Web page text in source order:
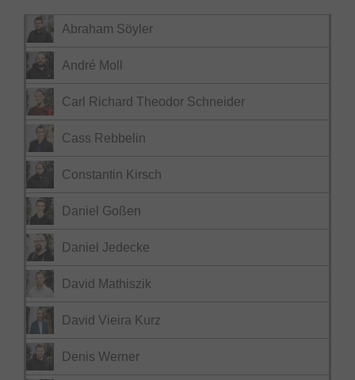
Abraham Söyler
André Moll
Carl Richard Theodor Schneider
Cass Rebbelin
Constantin Kirsch
Daniel Goßen
Daniel Jedecke
David Mathiszik
David Vieira Kurz
Denis Werner